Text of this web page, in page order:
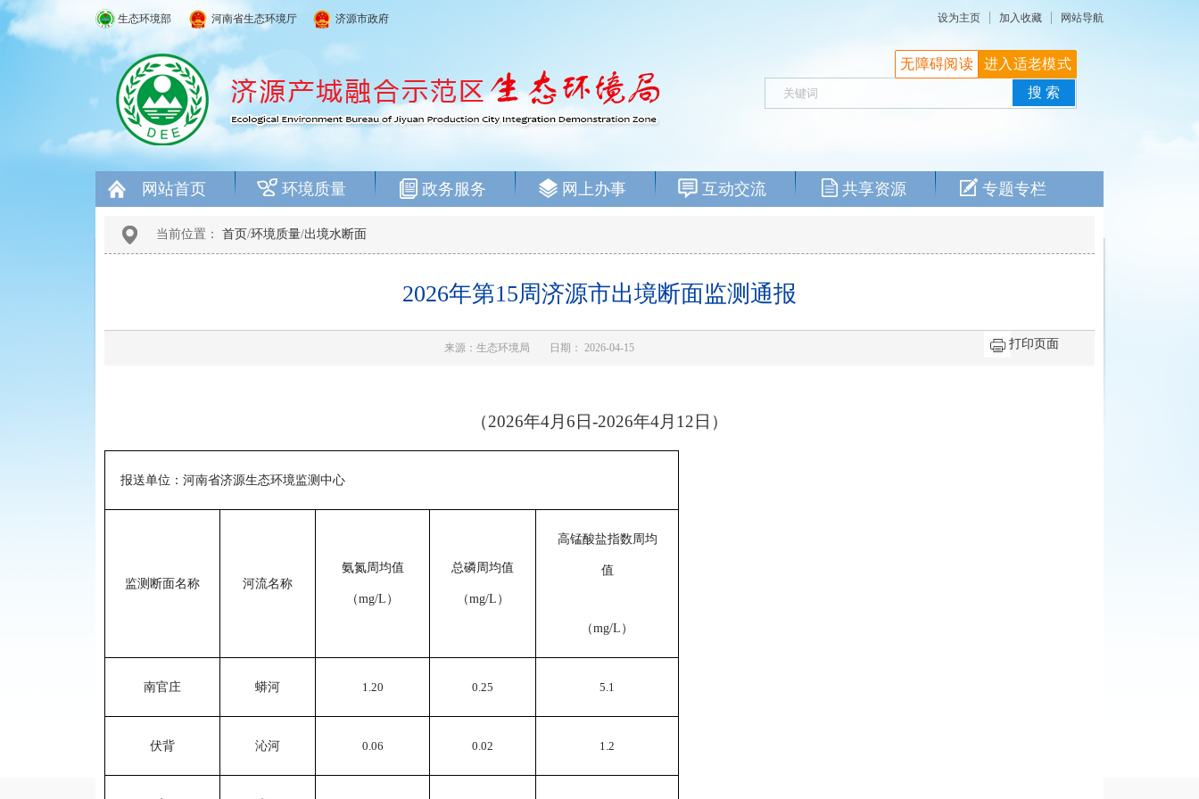
生态环境部 河南省生态环境厅 济源市政府 设为主页 加入收藏 网站导航
网站首页 环境质量 政务服务 网上办事 互动交流 共享资源 专题专栏
无障碍阅读 进入适老模式
当前位置： 首页/环境质量/出境水断面
2026年第15周济源市出境断面监测通报
来源：生态环境局 日期： 2026-04-15 打印页面
（2026年4月 6 日-2026年4月 12 日）
报送单位：河南省济源生态环境监测中心
监测断面名称 河流名称
氨氮周均值
（mg/L ）
总磷周均值
（mg/L ）
高锰酸盐指数周均
值
（mg/L ）
南官庄 蟒河 1.20 0.25 5.1
伏背 沁河 0.06 0.02 1.2